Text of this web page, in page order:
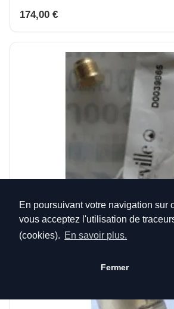
En poursuivant votre navigation sur
vous acceptez l'utilisation de
(cookies). En savoir plus.
Fermer
174,00 €
EXCEL